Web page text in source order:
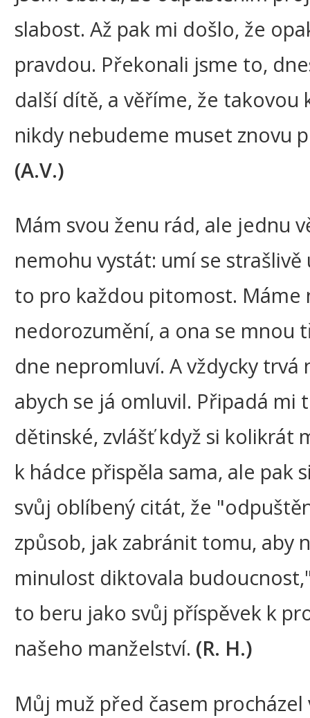
slabost. Až pak mi došlo, že
pravdou. Překonali jsme to,
další dítě, a věříme, že takovou
nikdy nebudeme muset znovu
(A.V.)
Mám svou ženu rád, ale jednu
nemohu vystát: umí se strašlivě
to pro každou pitomost. Máme
nedorozumění, a ona se mnou
dne nepromluví. A vždycky trvá
abych se já omluvil. Připadá mi
dětinské, zvlášť když si kolikrát
k hádce přispěla sama, ale pak
svůj oblíbený citát, že
způsob, jak zabránit tomu, aby
minulost diktovala
to beru jako svůj příspěvek k
našeho manželství. (R. H.)
Můj muž před časem procházel